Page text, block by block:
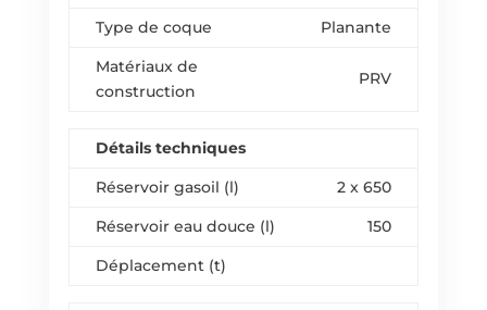
Type de coque
Planante
Matériaux de
construction
PRV
Détails techniques
Réservoir gasoil (l)
2 x 650
Réservoir eau douce (l)
150
Déplacement (t)